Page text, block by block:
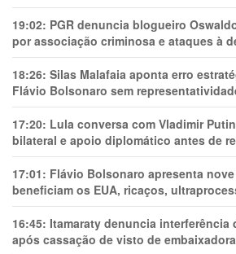
19:02: PGR denuncia blogueiro
por associação criminosa e ataques à
18:26: Silas Malafaia aponta erro
Flávio Bolsonaro sem
17:20: Lula conversa com Vladimir
bilateral e apoio diplomático antes de
17:01: Flávio Bolsonaro apresenta
beneficiam os EUA, ricaços,
16:45: Itamaraty denuncia interferência
após cassação de visto de